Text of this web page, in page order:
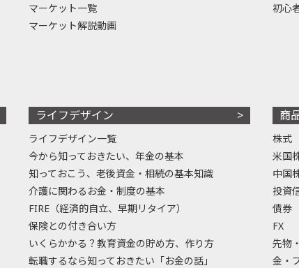
マーケット一覧
マーケット解説動画
初心
ライフデザイン
ライフデザイン一覧
今から知っておきたい、年金の基本
知っておこう、老後資金・相続の基本知識
介護に関わるお金・制度の基本
FIRE（経済的自立、早期リタイア）
保険との付き合い方
いくらかかる？教育資金の貯め方、作り方
転職するなら知っておきたい「お金の話」
商
株式
米国
中国
投資
債券
FX
先物
金・